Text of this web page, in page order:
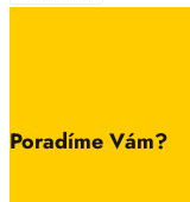
Poradíme Vám?